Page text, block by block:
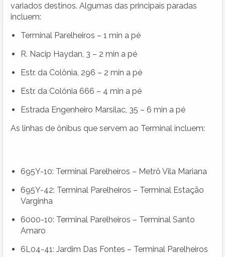
variados destinos. Algumas das principais paradas
incluem:
Terminal Parelheiros – 1 min a pé
R. Nacip Haydan, 3 – 2 min a pé
Estr. da Colônia, 296 – 2 min a pé
Estr. da Colônia 666 – 4 min a pé
Estrada Engenheiro Marsilac, 35 – 6 min a pé
As linhas de ônibus que servem ao Terminal incluem:
695Y-10: Terminal Parelheiros – Metrô Vila Mariana
695Y-42: Terminal Parelheiros – Terminal Estação
Varginha
6000-10: Terminal Parelheiros – Terminal Santo
Amaro
6L04-41: Jardim Das Fontes – Terminal Parelheiros